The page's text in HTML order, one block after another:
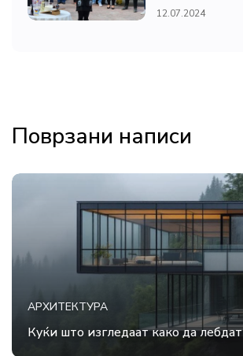
12.07.2024
Поврзани написи
АРХИТЕКТУРА
Куќи што изгледаат како да лебдат